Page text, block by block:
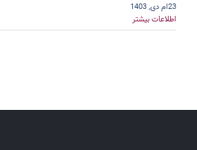
23ام دی, 1403
اطلاعات بیشتر